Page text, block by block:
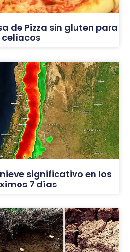
de Pizza sin gluten para
celíacos
significativo en los
7 días